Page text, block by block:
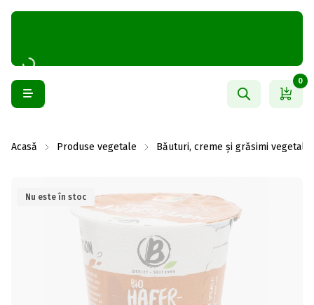
0
Acasă Produse vegetale Băuturi, creme și grăsimi vegetale
Nu este în stoc